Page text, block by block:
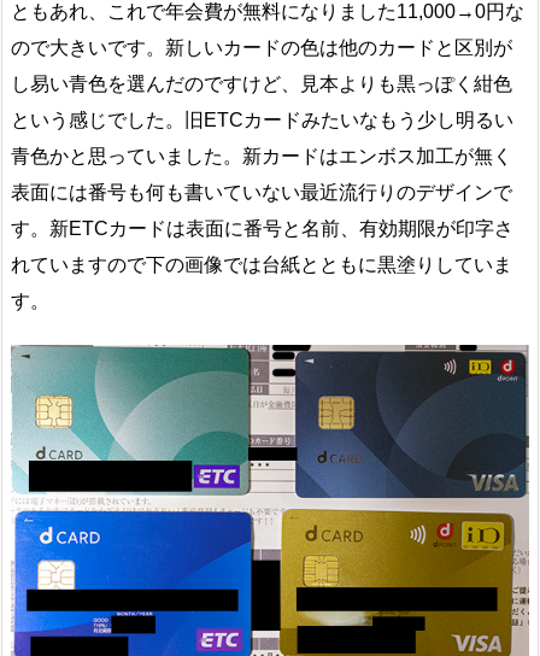
ともあれ、これで年会費が無料になりました11,000→0円な
ので大きいです。新しいカードの色は他のカードと区別が
し易い青色を選んだのですけど、見本よりも黒っぽく紺色
という感じでした。旧ETCカードみたいなもう少し明るい
青色かと思っていました。新カードはエンボス加工が無く
表面には番号も何も書いていない最近流行りのデザインで
す。新ETCカードは表面に番号と名前、有効期限が印字さ
れていますので下の画像では台紙とともに黒塗りしていま
す。